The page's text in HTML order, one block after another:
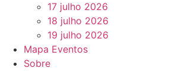
17 julho 2026
18 julho 2026
19 julho 2026
Mapa Eventos
Sobre